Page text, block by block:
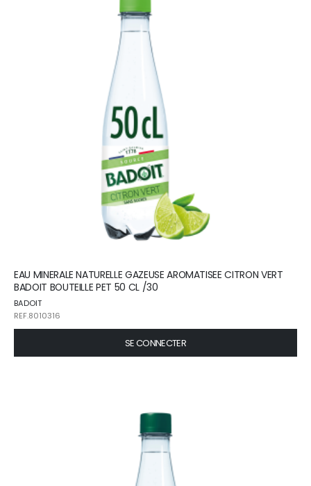
EAU MINERALE NATURELLE GAZEUSE AROMATISEE CITRON VERT
BADOIT BOUTEILLE PET 50 CL /30
BADOIT
REF.8010316
SE CONNECTER